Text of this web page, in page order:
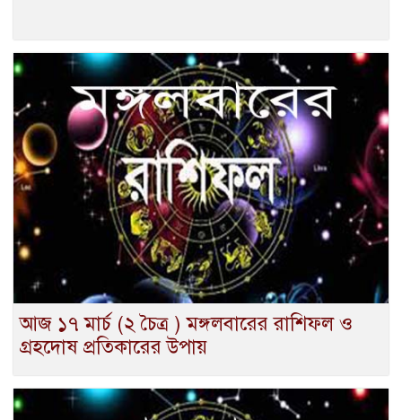
আজ ১৭ মার্চ (২ চৈত্র ) মঙ্গলবারের রাশিফল ও
গ্রহদোষ প্রতিকারের উপায়